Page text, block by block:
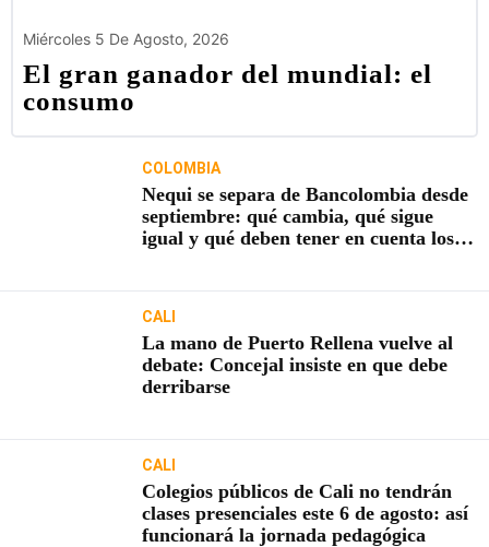
Miércoles 5 De Agosto, 2026
El gran ganador del mundial: el
consumo
COLOMBIA
Nequi se separa de Bancolombia desde
septiembre: qué cambia, qué sigue
igual y qué deben tener en cuenta los
CALI
La mano de Puerto Rellena vuelve al
debate: Concejal insiste en que debe
derribarse
CALI
Colegios públicos de Cali no tendrán
clases presenciales este 6 de agosto: así
funcionará la jornada pedagógica